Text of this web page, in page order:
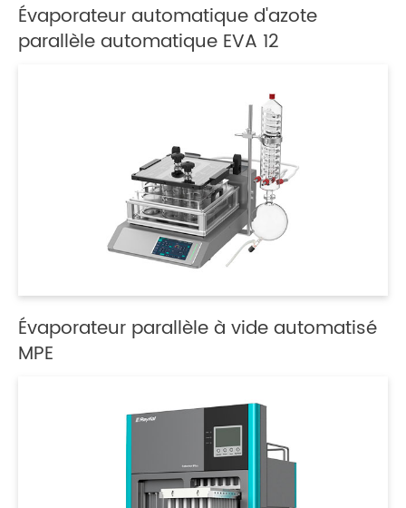
Évaporateur automatique d'azote
parallèle automatique EVA 12
Évaporateur parallèle à vide automatisé
MPE